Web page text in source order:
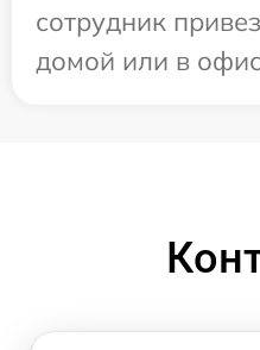
сотрудник
домой или в